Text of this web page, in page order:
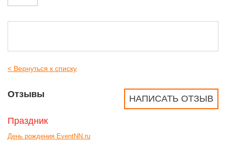
< Вернуться к списку
НАПИСАТЬ ОТЗЫВ
Отзывы
Праздник
День рождения EventNN.ru